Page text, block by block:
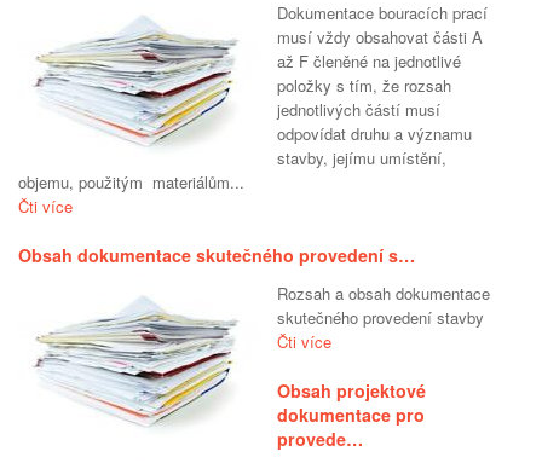
Dokumentace bouracích prací
musí vždy obsahovat části A
až F členěné na jednotlivé
položky s tím, že rozsah
jednotlivých částí musí
odpovídat druhu a významu
stavby, jejímu umístění,
objemu, použitým materiálům...
Čti více
Obsah dokumentace skutečného provedení s…
Rozsah a obsah dokumentace
skutečného provedení stavby
Čti více
Obsah projektové
dokumentace pro
provede…